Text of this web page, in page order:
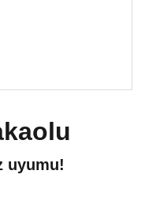
uyumu!